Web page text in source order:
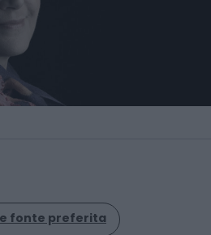
fonte preferita